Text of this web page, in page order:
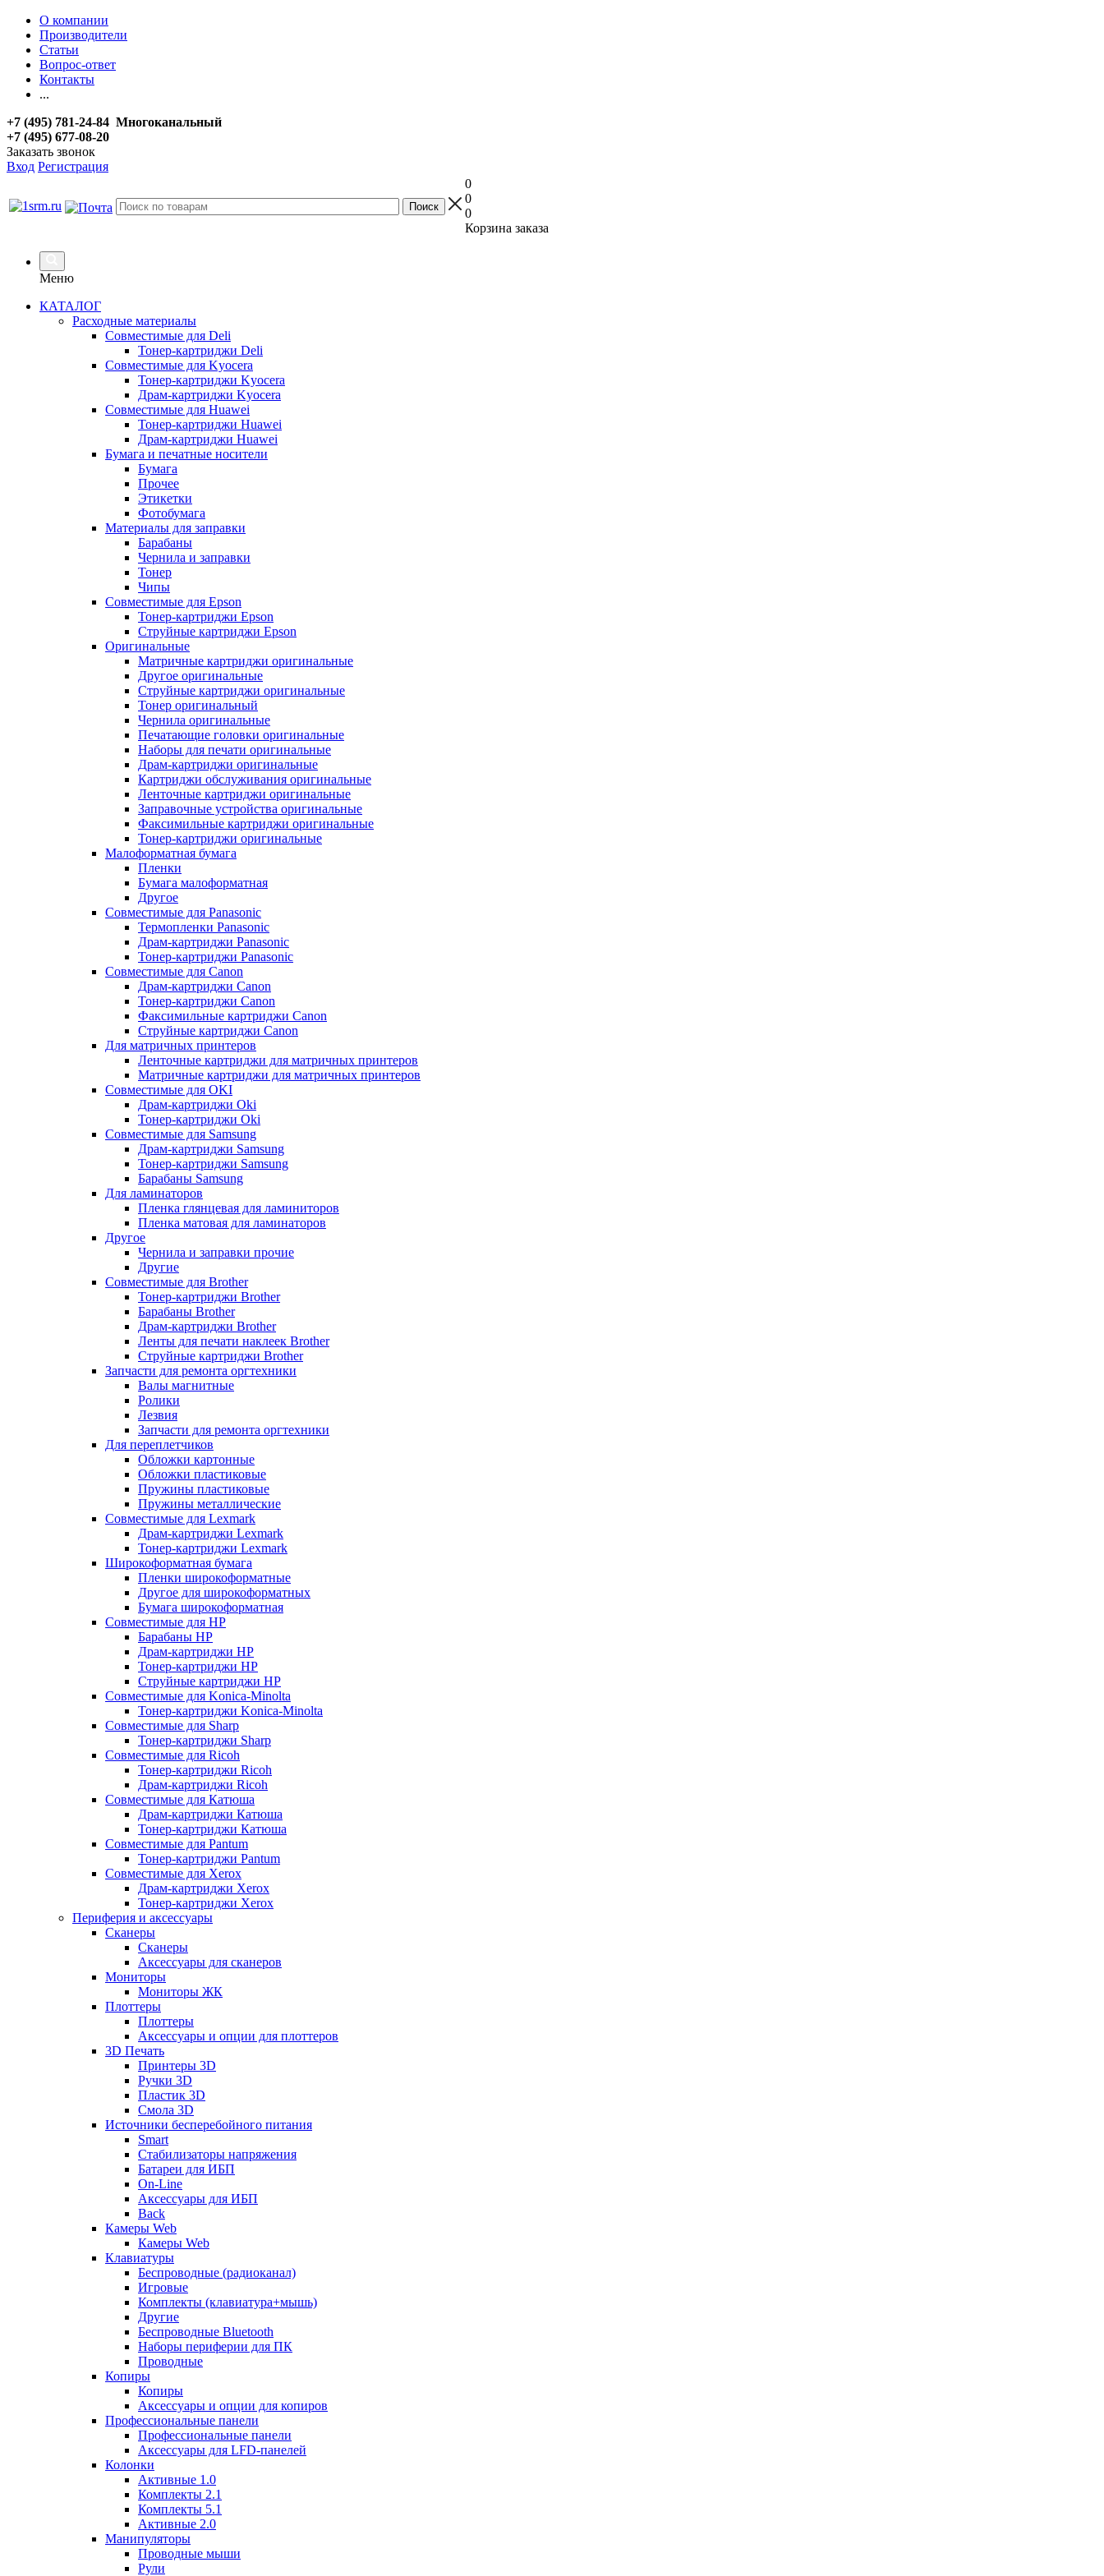
О компании
Производители
Статьи
Вопрос-ответ
Контакты
...
+7 (495) 781-24-84 Многоканальный
+7 (495) 677-08-20
Заказать звонок
Вход Регистрация
0
0
0
Корзина заказа
Меню
КАТАЛОГ
Расходные материалы
Совместимые для Deli
Тонер-картриджи Deli
Совместимые для Kyocera
Тонер-картриджи Kyocera
Драм-картриджи Kyocera
Совместимые для Huawei
Тонер-картриджи Huawei
Драм-картриджи Huawei
Бумага и печатные носители
Бумага
Прочее
Этикетки
Фотобумага
Материалы для заправки
Барабаны
Чернила и заправки
Тонер
Чипы
Совместимые для Epson
Тонер-картриджи Epson
Струйные картриджи Epson
Оригинальные
Матричные картриджи оригинальные
Другое оригинальные
Струйные картриджи оригинальные
Тонер оригинальный
Чернила оригинальные
Печатающие головки оригинальные
Наборы для печати оригинальные
Драм-картриджи оригинальные
Картриджи обслуживания оригинальные
Ленточные картриджи оригинальные
Заправочные устройства оригинальные
Факсимильные картриджи оригинальные
Тонер-картриджи оригинальные
Малоформатная бумага
Пленки
Бумага малоформатная
Другое
Совместимые для Panasonic
Термопленки Panasonic
Драм-картриджи Panasonic
Тонер-картриджи Panasonic
Совместимые для Canon
Драм-картриджи Canon
Тонер-картриджи Canon
Факсимильные картриджи Canon
Струйные картриджи Canon
Для матричных принтеров
Ленточные картриджи для матричных принтеров
Матричные картриджи для матричных принтеров
Совместимые для OKI
Драм-картриджи Oki
Тонер-картриджи Oki
Совместимые для Samsung
Драм-картриджи Samsung
Тонер-картриджи Samsung
Барабаны Samsung
Для ламинаторов
Пленка глянцевая для ламиниторов
Пленка матовая для ламинаторов
Другое
Чернила и заправки прочие
Другие
Совместимые для Brother
Тонер-картриджи Brother
Барабаны Brother
Драм-картриджи Brother
Ленты для печати наклеек Brother
Струйные картриджи Brother
Запчасти для ремонта оргтехники
Валы магнитные
Ролики
Лезвия
Запчасти для ремонта оргтехники
Для переплетчиков
Обложки картонные
Обложки пластиковые
Пружины пластиковые
Пружины металлические
Совместимые для Lexmark
Драм-картриджи Lexmark
Тонер-картриджи Lexmark
Широкоформатная бумага
Пленки широкоформатные
Другое для широкоформатных
Бумага широкоформатная
Совместимые для HP
Барабаны HP
Драм-картриджи HP
Тонер-картриджи HP
Струйные картриджи HP
Совместимые для Konica-Minolta
Тонер-картриджи Konica-Minolta
Совместимые для Sharp
Тонер-картриджи Sharp
Совместимые для Ricoh
Тонер-картриджи Ricoh
Драм-картриджи Ricoh
Совместимые для Катюша
Драм-картриджи Катюша
Тонер-картриджи Катюша
Совместимые для Pantum
Тонер-картриджи Pantum
Совместимые для Xerox
Драм-картриджи Xerox
Тонер-картриджи Xerox
Периферия и аксессуары
Сканеры
Сканеры
Аксессуары для сканеров
Мониторы
Мониторы ЖК
Плоттеры
Плоттеры
Аксессуары и опции для плоттеров
3D Печать
Принтеры 3D
Ручки 3D
Пластик 3D
Смола 3D
Источники бесперебойного питания
Smart
Стабилизаторы напряжения
Батареи для ИБП
On-Line
Аксессуары для ИБП
Back
Камеры Web
Камеры Web
Клавиатуры
Беспроводные (радиоканал)
Игровые
Комплекты (клавиатура+мышь)
Другие
Беспроводные Bluetooth
Наборы периферии для ПК
Проводные
Копиры
Копиры
Аксессуары и опции для копиров
Профессиональные панели
Профессиональные панели
Аксессуары для LFD-панелей
Колонки
Активные 1.0
Комплекты 2.1
Комплекты 5.1
Активные 2.0
Манипуляторы
Проводные мыши
Рули